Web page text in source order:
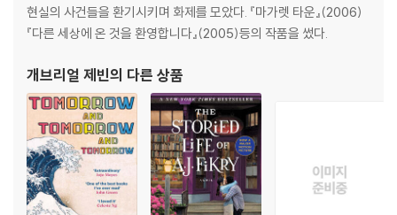
"Delightful and absorbing." -The New York Times ? "Utter
ly brilliant." -John Green
One of the Best Books of the Year: The New York Times, E
ntertainment Weekly, TIME, GoodReads, Oprah Daily
From the best-selling author of The Storied Life of A. J. Fikry:
On a bitter-cold day, in the December of his junior year at Harv
ard, Sam Masur exits a subway car and sees, amid the hordes
of people waiting on the platform, Sadie Green. He calls her na
현실의 사건들을 환기시키며 화제를 모았다. 『마가렛 타운』(2006)
『다른 세상에 온 것을 환영합니다』(2005)등의 작품을 썼다.
개브리얼 제빈의 다른 상품